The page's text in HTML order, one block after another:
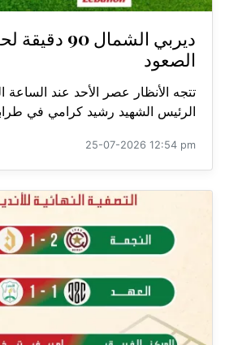
ديربي الشمال
الصعود
تتجه الأنظار عصر الأحد عند
الرئيس الشهيد رشيد كرامي في
25-07-2026 12:54 pm